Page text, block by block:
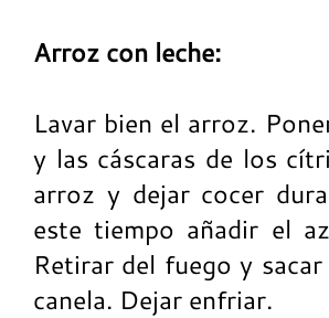
Arroz con leche:
Lavar bien el arroz.
y las cáscaras de los
arroz y dejar cocer
este tiempo añadir el
Retirar del fuego y
canela. Dejar enfriar.